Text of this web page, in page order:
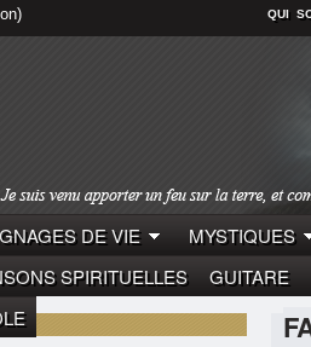
QUI
DE VIE MYSTIQUES
SPIRITUELLES GUITARE